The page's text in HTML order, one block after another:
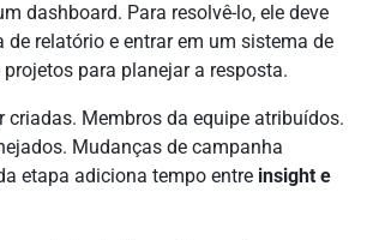
dashboard. Para resolvê-lo, ele deve
de relatório e entrar em um sistema de
para planejar a resposta.
criadas. Membros da equipe atribuídos.
Mudanças de campanha
etapa adiciona tempo entre insight e